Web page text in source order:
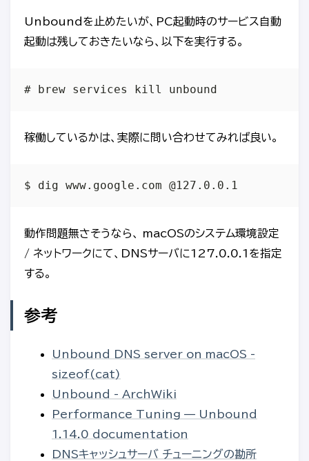
Unboundを止めたいが、PC起動時のサービス自動
起動は残しておきたいなら、以下を実行する。
稼働しているかは、実際に問い合わせてみれば良い。
動作問題無さそうなら、 macOSのシステム環境設定
/ ネットワークにて、DNSサーバに127.0.0.1を指定
する。
参考
Unbound DNS server on macOS -
sizeof(cat)
Unbound - ArchWiki
Performance Tuning — Unbound
1.14.0 documentation
DNSキャッシュサーバ チューニングの勘所